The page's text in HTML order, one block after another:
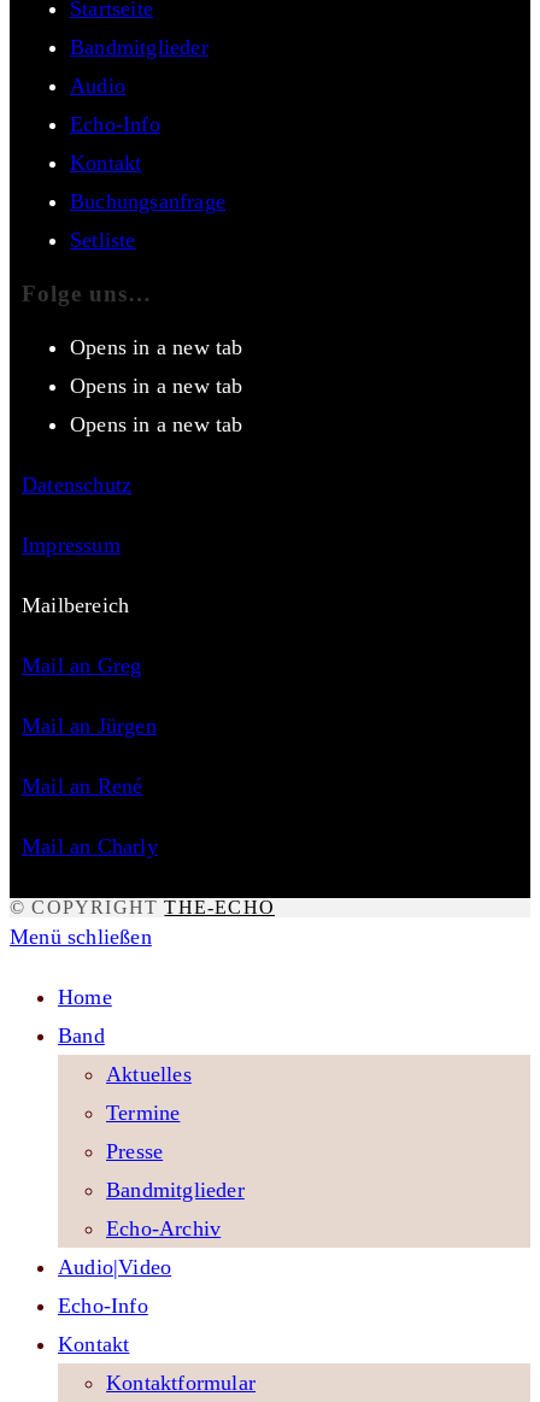
Startseite
Bandmitglieder
Audio
Echo-Info
Kontakt
Buchungsanfrage
Setliste
Folge uns…
Opens in a new tab
Opens in a new tab
Opens in a new tab
Datenschutz
Impressum
Mailbereich
Mail an Greg
Mail an Jürgen
Mail an René
Mail an Charly
© COPYRIGHTTHE-ECHO
Menü schließen
Home
Band
Aktuelles
Termine
Presse
Bandmitglieder
Echo-Archiv
Audio|Video
Echo-Info
Kontakt
Kontaktformular